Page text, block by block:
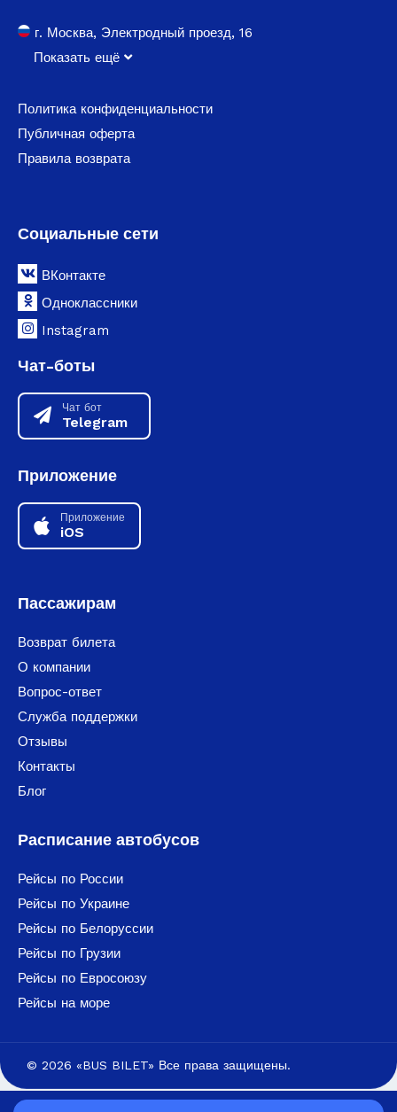
г. Москва, Электродный проезд, 16
Показать ещё
Политика конфиденциальности
Публичная оферта
Правила возврата
Социальные сети
ВКонтакте
Одноклассники
Instagram
Чат-боты
Чат бот
Telegram
Приложение
Приложение
iOS
Пассажирам
Возврат билета
О компании
Вопрос-ответ
Служба поддержки
Отзывы
Контакты
Блог
Расписание автобусов
Рейсы по России
Рейсы по Украине
Рейсы по Белоруссии
Рейсы по Грузии
Рейсы по Евросоюзу
Рейсы на море
© 2026 «BUS BILET» Все права защищены.